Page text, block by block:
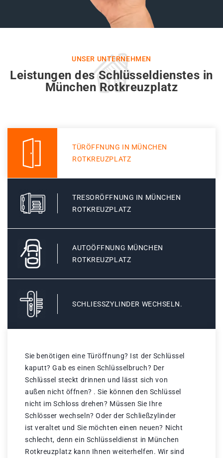
UNSER UNTERNEHMEN
Leistungen des Schlüsseldienstes in
München Rotkreuzplatz
TÜRÖFFNUNG IN MÜNCHEN
ROTKREUZPLATZ
TRESORÖFFNUNG IN MÜNCHEN
ROTKREUZPLATZ
AUTOÖFFNUNG MÜNCHEN
ROTKREUZPLATZ
SCHLIESSZYLINDER WECHSELN.
Sie benötigen eine Türöffnung? Ist der Schlüssel
kaputt? Gab es einen Schlüsselbruch? Der
Schlüssel steckt drinnen und lässt sich von
außen nicht öffnen? . Sie können den Schlüssel
nicht im Schloss drehen? Müssen Sie Ihre
Schlösser wechseln? Oder der Schließzylinder
ist veraltet und Sie möchten einen neuen? Nicht
schlecht, denn ein Schlüsseldienst in München
Rotkreuzplatz kann Ihnen weiterhelfen. Wir sind